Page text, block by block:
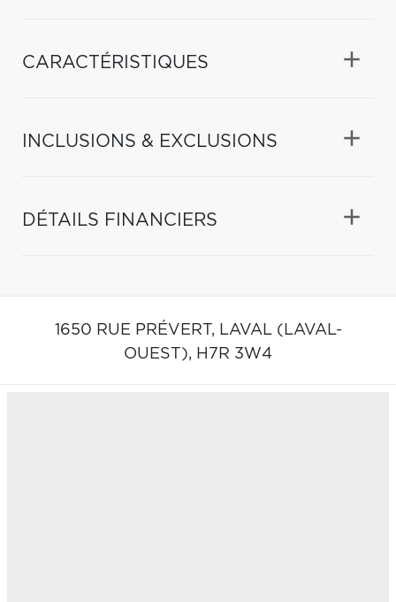
CARACTÉRISTIQUES
INCLUSIONS & EXCLUSIONS
DÉTAILS FINANCIERS
1650 RUE PRÉVERT, LAVAL (LAVAL-
OUEST), H7R 3W4